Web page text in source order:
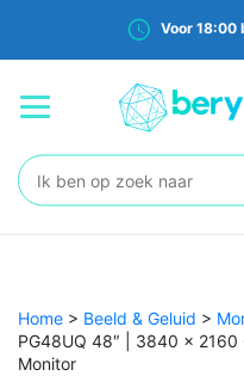
Voor 18:00
Zoeken:
Home > Beeld & Geluid >
PG48UQ 48″ | 3840 x 2160
Monitor